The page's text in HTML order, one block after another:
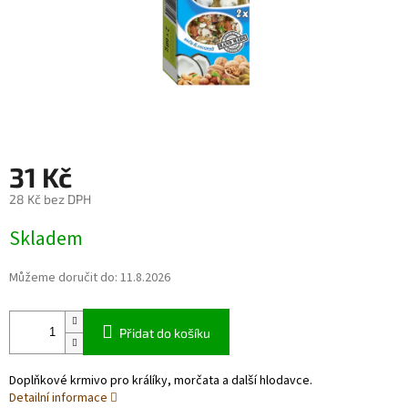
31 Kč
28 Kč bez DPH
cena:
Skladem
Můžeme doručit do: 11.8.2026
Přidat do košíku
Doplňkové krmivo pro králíky, morčata a další hlodavce.
Detailní informace